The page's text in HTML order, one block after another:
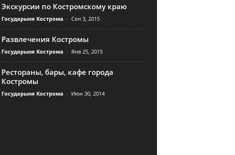
Экскурсии по Костромскому краю
Государыня Кострома - Сен 3, 2015
Развлечения Костромы
Государыня Кострома - Янв 25, 2015
Рестораны, бары, кафе города
Костромы
Государыня Кострома - Июн 30, 2014